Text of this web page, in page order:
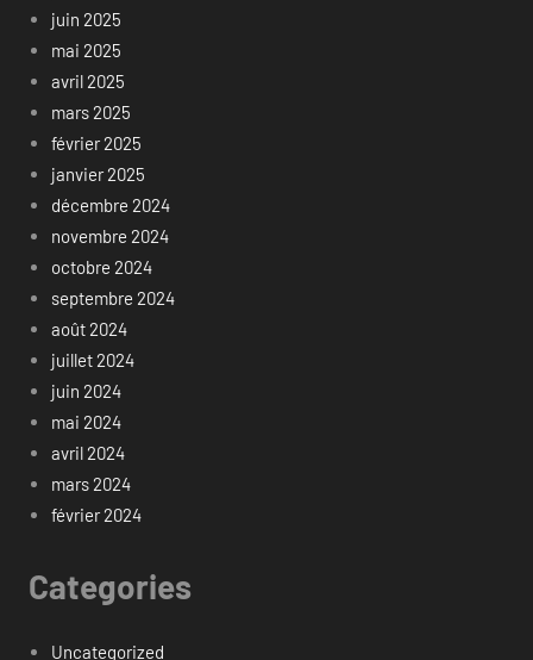
juin 2025
mai 2025
avril 2025
mars 2025
février 2025
janvier 2025
décembre 2024
novembre 2024
octobre 2024
septembre 2024
août 2024
juillet 2024
juin 2024
mai 2024
avril 2024
mars 2024
février 2024
Categories
Uncategorized